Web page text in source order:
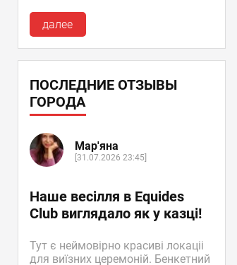
далее
ПОСЛЕДНИЕ ОТЗЫВЫ
ГОРОДА
Мар'яна
[31.07.2026 23:45]
Наше весілля в Equides
Club виглядало як у казці!
Тут є неймовірно красиві локаціі
для виїзних церемоній. Бенкетний